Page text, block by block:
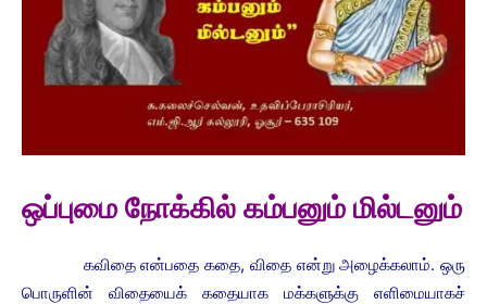
ஒப்புமை நோக்கில் கம்பனும் மில்டனும்
கவிதை என்பதை கதை, விதை என்று அழைக்கலாம். ஒரு
பொருளின் விதையைக் கதையாக மக்களுக்கு எளிமையாகச்